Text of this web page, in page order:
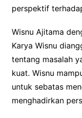
perspektif
Wisnu Ajitama
Karya Wisnu
tentang masalah
kuat. Wisnu
untuk sebatas
menghadirkan